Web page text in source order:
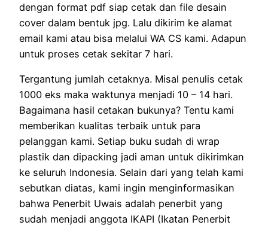
dengan format pdf siap cetak dan file desain
cover dalam bentuk jpg. Lalu dikirim ke alamat
email kami atau bisa melalui WA CS kami. Adapun
untuk proses cetak sekitar 7 hari.
Tergantung jumlah cetaknya. Misal penulis cetak
1000 eks maka waktunya menjadi 10 – 14 hari.
Bagaimana hasil cetakan bukunya? Tentu kami
memberikan kualitas terbaik untuk para
pelanggan kami. Setiap buku sudah di wrap
plastik dan dipacking jadi aman untuk dikirimkan
ke seluruh Indonesia. Selain dari yang telah kami
sebutkan diatas, kami ingin menginformasikan
bahwa Penerbit Uwais adalah penerbit yang
sudah menjadi anggota IKAPI (Ikatan Penerbit